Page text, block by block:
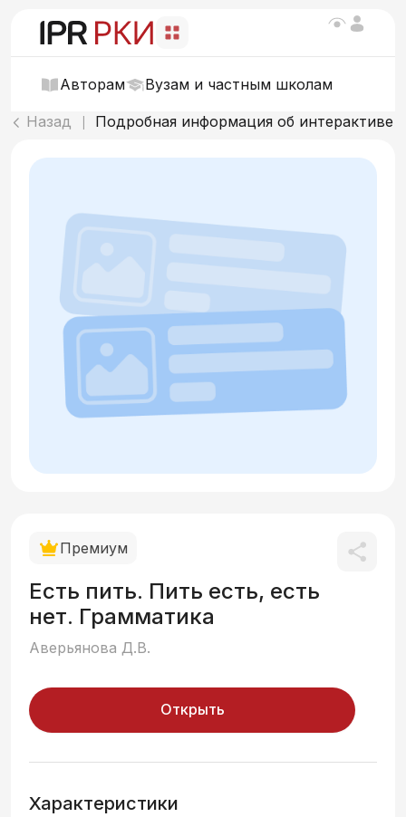
Авторам Вузам и частным школам
Назад Подробная информация об интерактиве
Премиум
Есть пить. Пить есть, есть
нет. Грамматика
Аверьянова Д.В.
Открыть
Характеристики